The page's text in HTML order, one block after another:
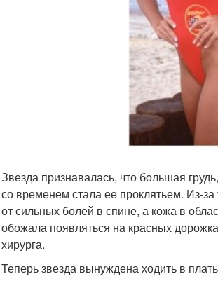
Звезда признавалась, что большая
со временем стала ее проклятьем. Из-
от сильных болей в спине, а кожа в
обожала появляться на красных
хирурга.
Теперь звезда вынуждена ходить в